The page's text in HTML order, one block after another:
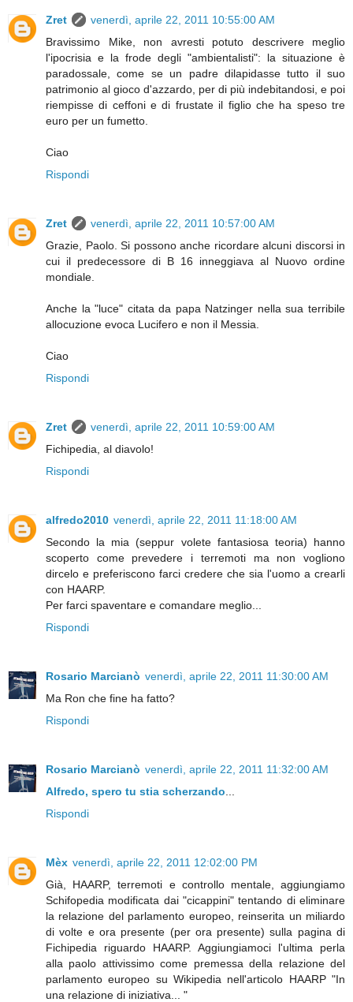
Zret
venerdì, aprile 22, 2011 10:55:00 AM
Bravissimo Mike, non avresti potuto descrivere meglio
l'ipocrisia e la frode degli "ambientalisti": la situazione è
paradossale, come se un padre dilapidasse tutto il suo
patrimonio al gioco d'azzardo, per di più indebitandosi, e poi
riempisse di ceffoni e di frustate il figlio che ha speso tre
euro per un fumetto.
Ciao
Rispondi
Zret
venerdì, aprile 22, 2011 10:57:00 AM
Grazie, Paolo. Si possono anche ricordare alcuni discorsi in
cui il predecessore di B 16 inneggiava al Nuovo ordine
mondiale.
Anche la "luce" citata da papa Natzinger nella sua terribile
allocuzione evoca Lucifero e non il Messia.
Ciao
Rispondi
Zret
venerdì, aprile 22, 2011 10:59:00 AM
Fichipedia, al diavolo!
Rispondi
alfredo2010 venerdì, aprile 22, 2011 11:18:00 AM
Secondo la mia (seppur volete fantasiosa teoria) hanno
scoperto come prevedere i terremoti ma non vogliono
dircelo e preferiscono farci credere che sia l'uomo a crearli
con HAARP.
Per farci spaventare e comandare meglio...
Rispondi
Rosario Marcianò venerdì, aprile 22, 2011 11:30:00 AM
Ma Ron che fine ha fatto?
Rispondi
Rosario Marcianò venerdì, aprile 22, 2011 11:32:00 AM
Alfredo, spero tu stia scherzando
Rispondi
Mèx venerdì, aprile 22, 2011 12:02:00 PM
Già, HAARP, terremoti e controllo mentale, aggiungiamo
Schifopedia modificata dai "cicappini" tentando di eliminare
la relazione del parlamento europeo, reinserita un miliardo
di volte e ora presente (per ora presente) sulla pagina di
Fichipedia riguardo HAARP. Aggiungiamoci l'ultima perla
alla paolo attivissimo come premessa della relazione del
parlamento europeo su Wikipedia nell'articolo HAARP "In
una relazione di iniziativa... "